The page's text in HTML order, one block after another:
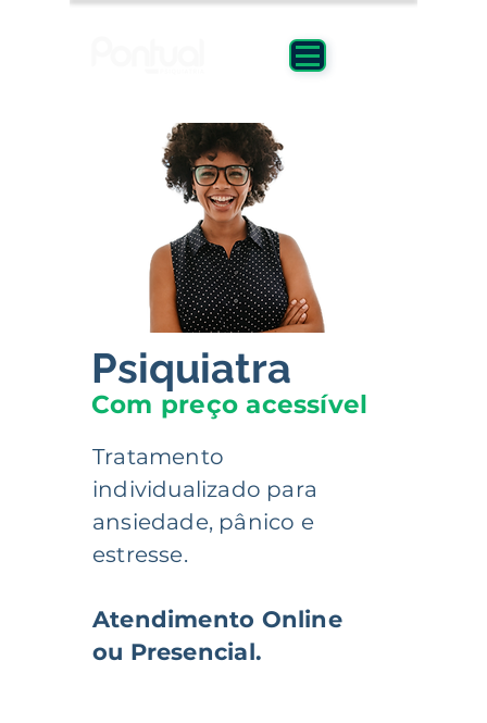
Psiquiatra
Com preço acessível
Tratamento
individualizado para
ansiedade, pânico e
estresse.
Atendimento Online
ou Presencial.